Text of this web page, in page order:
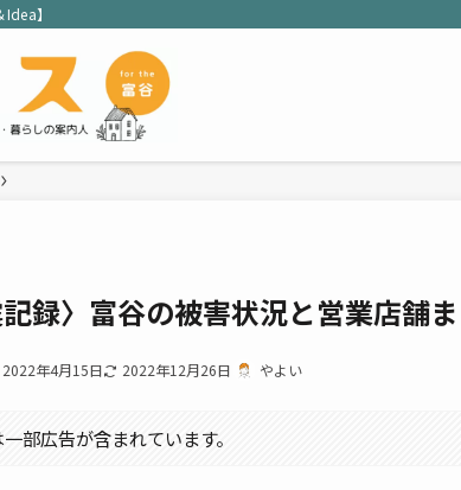
】
記録〉富谷の被害状況と営業店舗
2022年4月15日 2022年12月26日 やよい
部広告が含まれています。